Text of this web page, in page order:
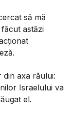
să mă
astăzi
din axa răului:
Israelului va
el.